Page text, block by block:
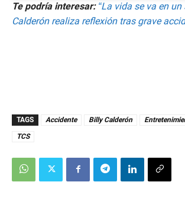
Te podría interesar: “La vida se va en
Calderón realiza reflexión tras grave
TAGS Accidente Billy Calderón
TCS